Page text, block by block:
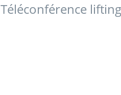
Téléconférence